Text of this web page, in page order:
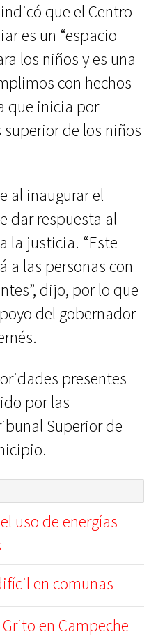
que el Centro
es un “espacio
los niños y es una
con hechos
que inicia por
de los niños
al inaugurar el
dar respuesta al
la justicia. “Este
a las personas con
dijo, por lo que
del gobernador
presentes
por las
Superior de
uso de energías
en comunas
en Campeche